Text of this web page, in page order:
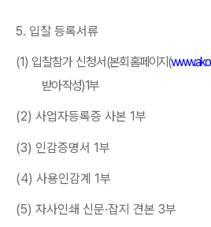
5. 입찰 등록서류
(1) 입찰참가 신청서(본회 홈페이지 (
받아작성)1부
(2) 사업자등록증 사본 1부
(3) 인감증명서 1부
(4) 사용인감계 1부
(5) 자사인쇄 신문·잡지 견본 3부